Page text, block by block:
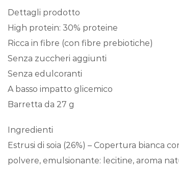
Dettagli prodotto
High protein: 30% proteine
Ricca in fibre (con fibre prebiotiche)
Senza zuccheri aggiunti
Senza edulcoranti
A basso impatto glicemico
Barretta da 27 g
Ingredienti
Estrusi di soia (26%) – Copertura bianca
polvere, emulsionante: lecitine, aroma